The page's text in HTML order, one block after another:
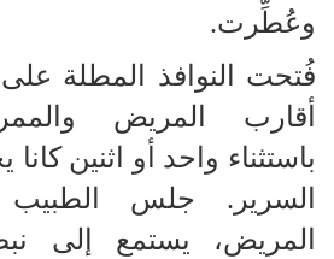
وعُطِّرت.
فُتحت النوافذ المطلة على
أقارب المريض
باستثناء واحد أو اثنين
السرير. جلس
المريض، يستمع إلى